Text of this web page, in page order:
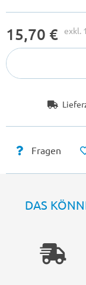
15,70 € exkl.
Fragen
DAS